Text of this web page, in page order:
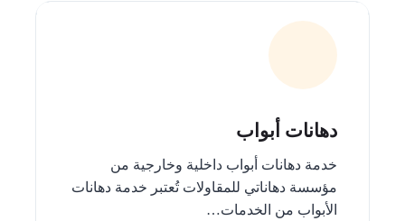
دهانات أبواب
خدمة دهانات أبواب داخلية وخارجية من
مؤسسة دهاناتي للمقاولات تُعتبر خدمة دهانات
الأبواب من الخدمات…